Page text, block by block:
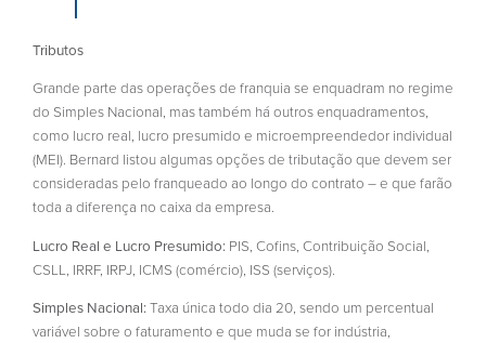
Tributos
Grande parte das operações de franquia se enquadram no regime
do Simples Nacional, mas também há outros enquadramentos,
como lucro real, lucro presumido e microempreendedor individual
(MEI). Bernard listou algumas opções de tributação que devem ser
consideradas pelo franqueado ao longo do contrato – e que farão
toda a diferença no caixa da empresa.
Lucro Real e Lucro Presumido: PIS, Cofins, Contribuição Social,
CSLL, IRRF, IRPJ, ICMS (comércio), ISS (serviços).
Simples Nacional:Taxa única todo dia 20, sendo um percentual
variável sobre o faturamento e que muda se for indústria,